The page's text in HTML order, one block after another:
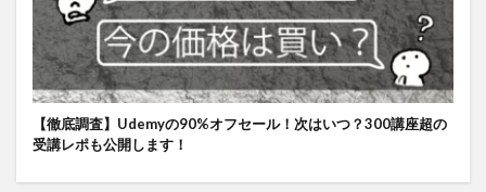
【徹底調査】Udemyの90%オフセール！次はいつ？300講座超の
受講レポも公開します！